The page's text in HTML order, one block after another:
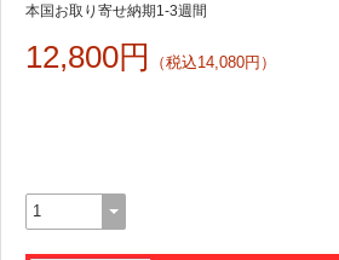
本国お取り寄せ納期1-3週間
12,800円 （税込14,080円）